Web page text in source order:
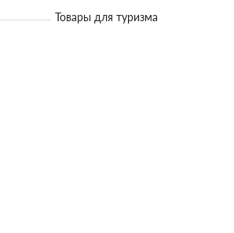
Товары для туризма